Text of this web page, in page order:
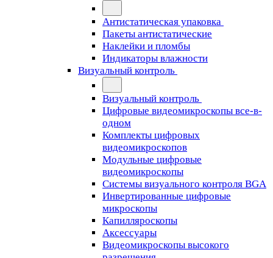
Антистатическая упаковка
Пакеты антистатические
Наклейки и пломбы
Индикаторы влажности
Визуальный контроль
Визуальный контроль
Цифровые видеомикроскопы все-в-
одном
Комплекты цифровых
видеомикроскопов
Модульные цифровые
видеомикроскопы
Cистемы визуального контроля BGA
Инвертированные цифровые
микроскопы
Капилляроскопы
Аксессуары
Видеомикроскопы высокого